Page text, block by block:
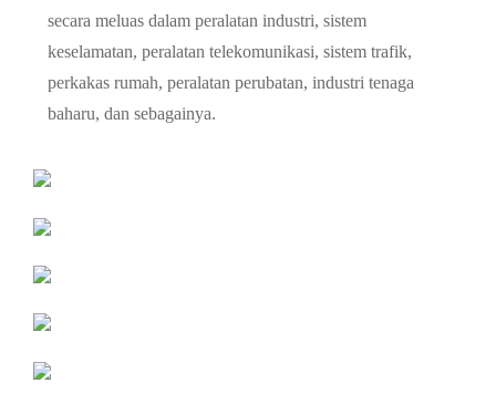
secara meluas dalam peralatan industri, sistem
keselamatan, peralatan telekomunikasi, sistem trafik,
perkakas rumah, peralatan perubatan, industri tenaga
baharu, dan sebagainya.